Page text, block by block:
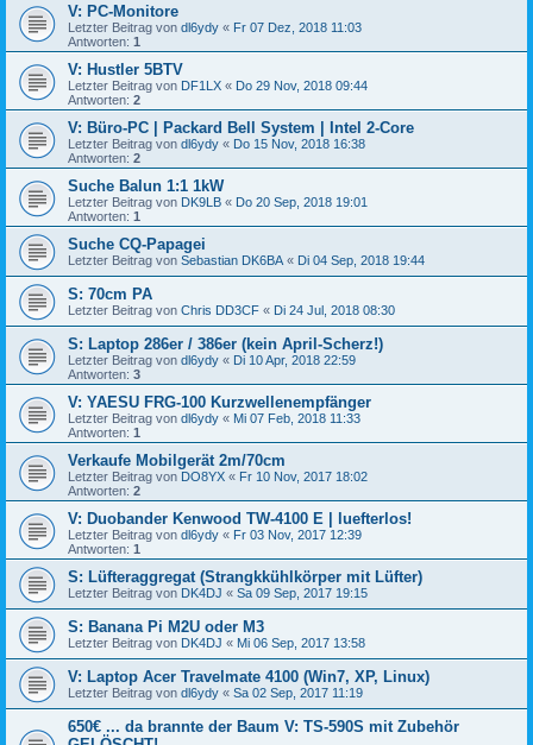
V: PC-Monitore
Letzter Beitrag von dl6ydy « Fr 07 Dez, 2018 11:03
Antworten: 1
V: Hustler 5BTV
Letzter Beitrag von DF1LX « Do 29 Nov, 2018 09:44
Antworten: 2
V: Büro-PC | Packard Bell System | Intel 2-Core
Letzter Beitrag von dl6ydy « Do 15 Nov, 2018 16:38
Antworten: 2
Suche Balun 1:1 1kW
Letzter Beitrag von DK9LB « Do 20 Sep, 2018 19:01
Antworten: 1
Suche CQ-Papagei
Letzter Beitrag von Sebastian DK6BA « Di 04 Sep, 2018 19:44
S: 70cm PA
Letzter Beitrag von Chris DD3CF « Di 24 Jul, 2018 08:30
S: Laptop 286er / 386er (kein April-Scherz!)
Letzter Beitrag von dl6ydy « Di 10 Apr, 2018 22:59
Antworten: 3
V: YAESU FRG-100 Kurzwellenempfänger
Letzter Beitrag von dl6ydy « Mi 07 Feb, 2018 11:33
Antworten: 1
Verkaufe Mobilgerät 2m/70cm
Letzter Beitrag von DO8YX « Fr 10 Nov, 2017 18:02
Antworten: 2
V: Duobander Kenwood TW-4100 E | luefterlos!
Letzter Beitrag von dl6ydy « Fr 03 Nov, 2017 12:39
Antworten: 1
S: Lüfteraggregat (Strangkkühlkörper mit Lüfter)
Letzter Beitrag von DK4DJ « Sa 09 Sep, 2017 19:15
S: Banana Pi M2U oder M3
Letzter Beitrag von DK4DJ « Mi 06 Sep, 2017 13:58
V: Laptop Acer Travelmate 4100 (Win7, XP, Linux)
Letzter Beitrag von dl6ydy « Sa 02 Sep, 2017 11:19
650€ ... da brannte der Baum V: TS-590S mit Zubehör